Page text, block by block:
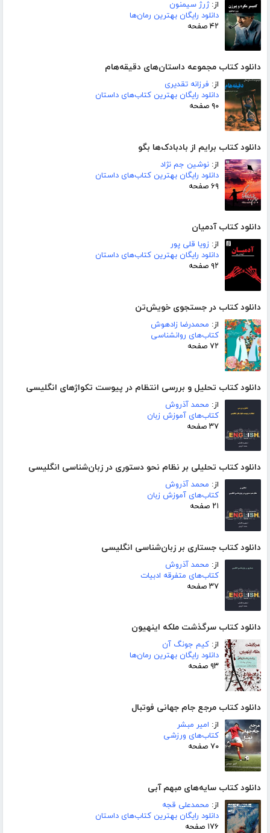
از:ژرژ سیمنون
دانلود رایگان بهترین رمان‌ها
۴۲ صفحه
دانلود کتاب مجموعه داستان‌های دقیقه‌هام
از: فرزانه تقدیری
دانلود رایگان بهترین کتاب‌های داستان
۹۰ صفحه
دانلود کتاب برایم از بادبادک‌ها بگو
از: نوشین جم نژاد
دانلود رایگان بهترین کتاب‌های داستان
۶۹ صفحه
دانلود کتاب آدمیان
از: زویا قلی پور
دانلود رایگان بهترین کتاب‌های داستان
۹۲ صفحه
دانلود کتاب در جستجوی خویش‌تن
از: محمدرضا زادهوش
کتاب‌های روانشناسی
۷۲ صفحه
دانلود کتاب تحلیل و بررسی انتظام در پیوست تکواژهای انگلیسی
از: محمد آذروش
کتاب‌های آموزش زبان
۳۷ صفحه
دانلود کتاب تحلیلی بر نظام نحو دستوری در زبان‌شناسی انگلیسی
از: محمد آذروش
کتاب‌های آموزش زبان
۲۱ صفحه
دانلود کتاب جستاری بر زبان‌شناسی انگلیسی
از: محمد آذروش
کتاب‌های متفرقه ادبیات
۳۷ صفحه
دانلود کتاب سرگذشت ملکه اینهیون
از: کیم جونگ آن
دانلود رایگان بهترین رمان‌ها
۹۳ صفحه
دانلود کتاب مرجع جام جهانی فوتبال
از: امیر مبشر
کتاب‌های ورزشی
۷۰ صفحه
دانلود کتاب سایه‌های مبهم آبی
از: محمدعلی قجه
دانلود رایگان بهترین کتاب‌های داستان
۱۷۶ صفحه